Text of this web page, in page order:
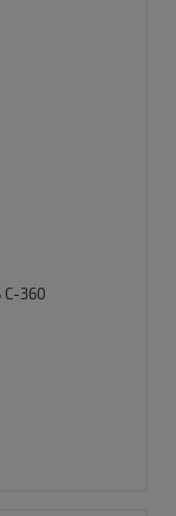
C-360